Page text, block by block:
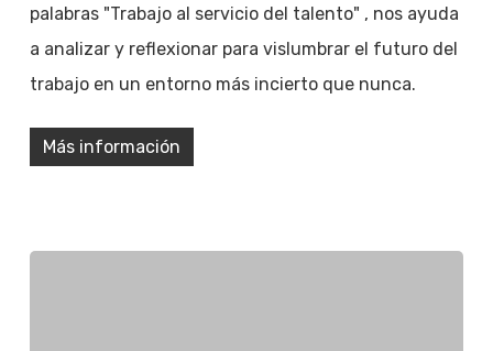
palabras "Trabajo al servicio del talento" , nos ayuda
a analizar y reflexionar para vislumbrar el futuro del
trabajo en un entorno más incierto que nunca.
Más información